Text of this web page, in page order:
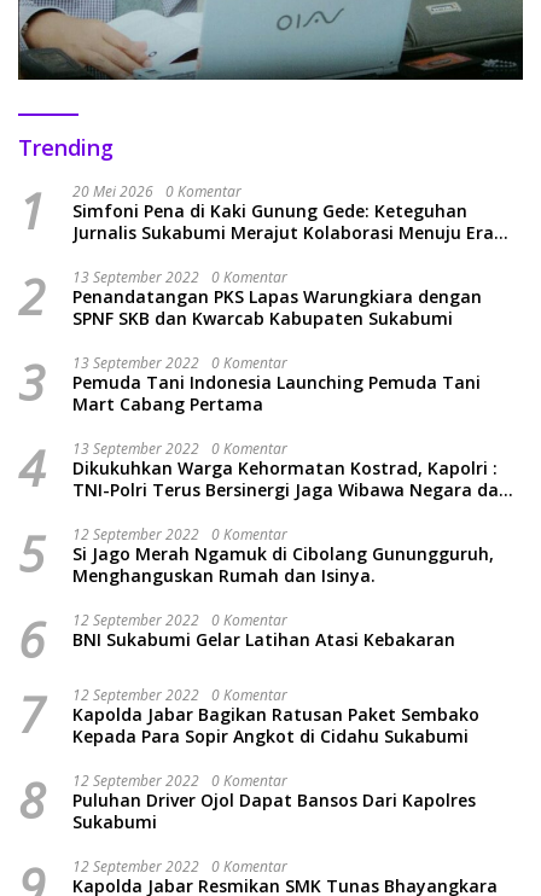
Trending
1 20 Mei 2026 0 Komentar
Simfoni Pena di Kaki Gunung Gede: Keteguhan
Jurnalis Sukabumi Merajut Kolaborasi Menuju Era
2 13 September 2022 0 Komentar
Penandatangan PKS Lapas Warungkiara dengan
SPNF SKB dan Kwarcab Kabupaten Sukabumi
3 13 September 2022 0 Komentar
Pemuda Tani Indonesia Launching Pemuda Tani
Mart Cabang Pertama
4 13 September 2022 0 Komentar
Dikukuhkan Warga Kehormatan Kostrad, Kapolri :
TNI-Polri Terus Bersinergi Jaga Wibawa Negara dan
5 12 September 2022 0 Komentar
Si Jago Merah Ngamuk di Cibolang Gunungguruh,
Menghanguskan Rumah dan Isinya.
6 12 September 2022 0 Komentar
BNI Sukabumi Gelar Latihan Atasi Kebakaran
7 12 September 2022 0 Komentar
Kapolda Jabar Bagikan Ratusan Paket Sembako
Kepada Para Sopir Angkot di Cidahu Sukabumi
8 12 September 2022 0 Komentar
Puluhan Driver Ojol Dapat Bansos Dari Kapolres
Sukabumi
12 September 2022 0 Komentar
Kapolda Jabar Resmikan SMK Tunas Bhayangkara